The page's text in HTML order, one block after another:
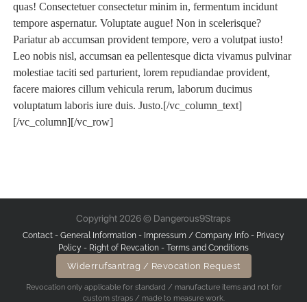
quas! Consectetuer consectetur minim in, fermentum incidunt
tempore aspernatur. Voluptate augue! Non in scelerisque?
Pariatur ab accumsan provident tempore, vero a volutpat iusto!
Leo nobis nisl, accumsan ea pellentesque dicta vivamus pulvinar
molestiae taciti sed parturient, lorem repudiandae provident,
facere maiores cillum vehicula rerum, laborum ducimus
voluptatum laboris iure duis. Justo.[/vc_column_text]
[/vc_column][/vc_row]
Copyright 2026 © Dangerous9Straps
Contact - General Information - Impressum / Company Info - Privacy
Policy - Right of Revcation - Terms and Conditions
Widerrufsantrag / Revocation Request
Revocation only applicable for standard / manufacture items and not for
custom straps / made to measure work.